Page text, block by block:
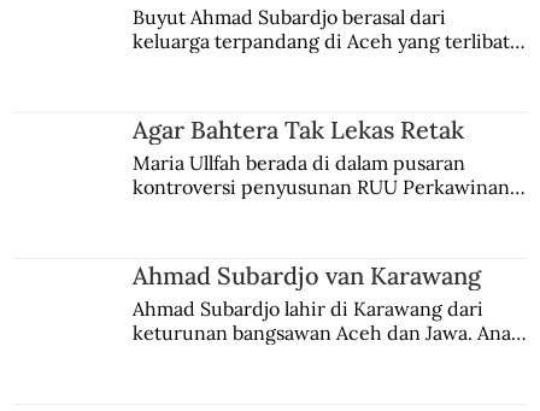
Buyut Ahmad Subardjo berasal dari
keluarga terpandang di Aceh yang terlibat
Agar Bahtera Tak Lekas Retak
Maria Ullfah berada di dalam pusaran
kontroversi penyusunan RUU Perkawinan.
Ahmad Subardjo van Karawang
Ahmad Subardjo lahir di Karawang dari
keturunan bangsawan Aceh dan Jawa. Anak